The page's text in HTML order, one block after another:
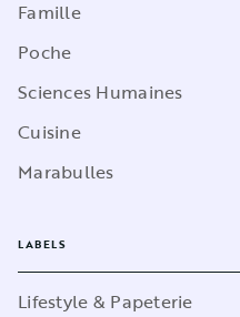
Famille
Poche
Sciences Humaines
Cuisine
Marabulles
LABELS
Lifestyle & Papeterie